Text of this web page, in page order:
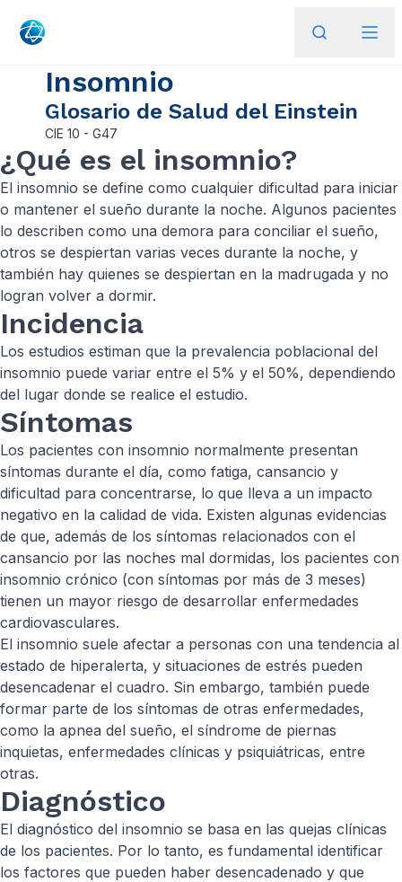
Insomnio
Glosario de Salud del Einstein
CIE 10 - G47
¿Qué es el insomnio?
El insomnio se define como cualquier dificultad para iniciar
o mantener el sueño durante la noche. Algunos pacientes
lo describen como una demora para conciliar el sueño,
otros se despiertan varias veces durante la noche, y
también hay quienes se despiertan en la madrugada y no
logran volver a dormir.
Incidencia
Los estudios estiman que la prevalencia poblacional del
insomnio puede variar entre el 5% y el 50%, dependiendo
del lugar donde se realice el estudio.
Síntomas
Los pacientes con insomnio normalmente presentan
síntomas durante el día, como fatiga, cansancio y
dificultad para concentrarse, lo que lleva a un impacto
negativo en la calidad de vida. Existen algunas evidencias
de que, además de los síntomas relacionados con el
cansancio por las noches mal dormidas, los pacientes con
insomnio crónico (con síntomas por más de 3 meses)
tienen un mayor riesgo de desarrollar enfermedades
cardiovasculares.
El insomnio suele afectar a personas con una tendencia al
estado de hiperalerta, y situaciones de estrés pueden
desencadenar el cuadro. Sin embargo, también puede
formar parte de los síntomas de otras enfermedades,
como la apnea del sueño, el síndrome de piernas
inquietas, enfermedades clínicas y psiquiátricas, entre
otras.
Diagnóstico
El diagnóstico del insomnio se basa en las quejas clínicas
de los pacientes. Por lo tanto, es fundamental identificar
los factores que pueden haber desencadenado y que